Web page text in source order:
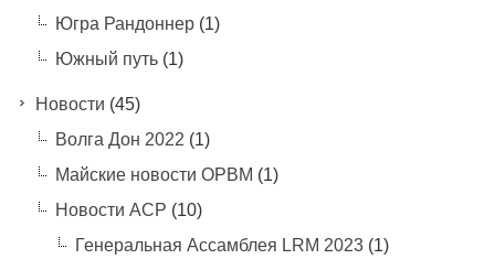
Югра Рандоннер(1)
Южный путь(1)
Новости (45)
Волга Дон 2022 (1)
Майские новости ОРВМ (1)
Новости АСР (10)
Генеральная Ассамблея LRM 2023(1)